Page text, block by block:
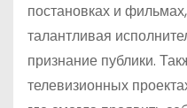
постановках и
талантливая
признание публики.
телевизионных